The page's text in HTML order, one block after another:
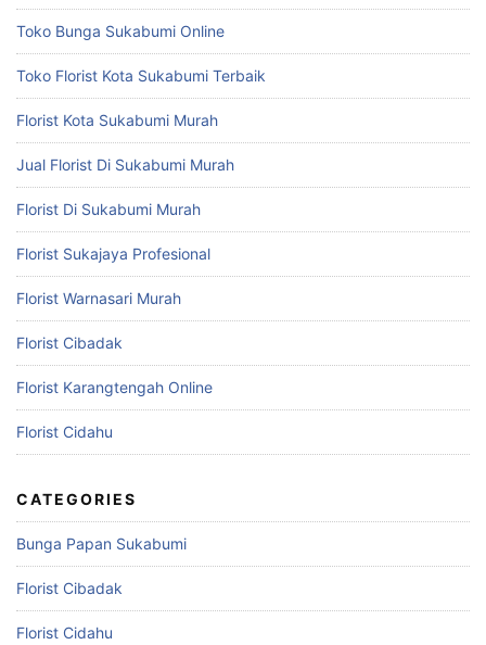
Toko Bunga Sukabumi Online
Toko Florist Kota Sukabumi Terbaik
Florist Kota Sukabumi Murah
Jual Florist Di Sukabumi Murah
Florist Di Sukabumi Murah
Florist Sukajaya Profesional
Florist Warnasari Murah
Florist Cibadak
Florist Karangtengah Online
Florist Cidahu
CATEGORIES
Bunga Papan Sukabumi
Florist Cibadak
Florist Cidahu